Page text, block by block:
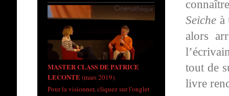
Seiche à
alors
tout de
livre
MASTER CLASS DE PATRICE
LECONTE(mars 2019).
Pour la visionner, cliquez sur l'onglet